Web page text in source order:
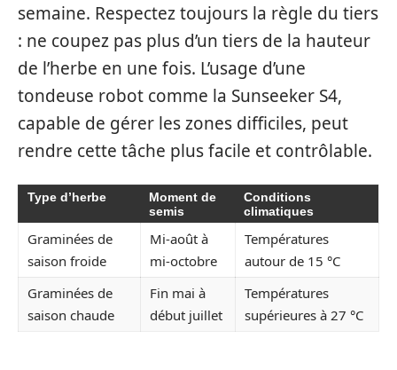
semaine. Respectez toujours la règle du tiers
: ne coupez pas plus d’un tiers de la hauteur
de l’herbe en une fois. L’usage d’une
tondeuse robot comme la Sunseeker S4,
capable de gérer les zones difficiles, peut
rendre cette tâche plus facile et contrôlable.
Type d’herbe
Moment de
semis
Conditions
climatiques
Graminées de
saison froide
Mi-août à
mi-octobre
Températures
autour de 15 °C
Graminées de
saison chaude
Fin mai à
début juillet
Températures
supérieures à 27 °C